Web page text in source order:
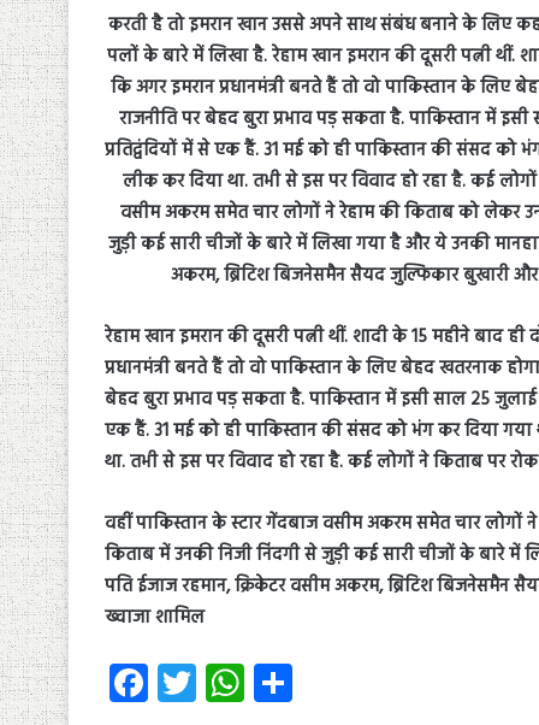
रेहाम खान इमरान की दूसरी पत्नी थीं. शादी के 15 महीने बाद
प्रधानमंत्री बनते हैं तो वो पाकिस्तान के लिए बेहद खतरनाक
बेहद बुरा प्रभाव पड़ सकता है. पाकिस्तान में इसी साल 25
एक हैं. 31 मई को ही पाकिस्तान की संसद को भंग कर दिया
था. तभी से इस पर विवाद हो रहा है. कई लोगों ने किताब पर
वहीं पाकिस्तान के स्टार गेंदबाज वसीम अकरम समेत चार
किताब में उनकी निजी निंदगी से जुड़ी कई सारी चीजों के बारे
पति ईजाज रहमान, क्रिकेटर वसीम अकरम, ब्रिटिश बिजनेसमैन
ख्वाजा शामिल
Fa T W